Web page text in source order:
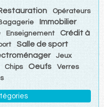
Opérateurs
Immobilier
Enseignement
Crédit à
Salle de sport
Jeux
Chips Oeufs
Verres